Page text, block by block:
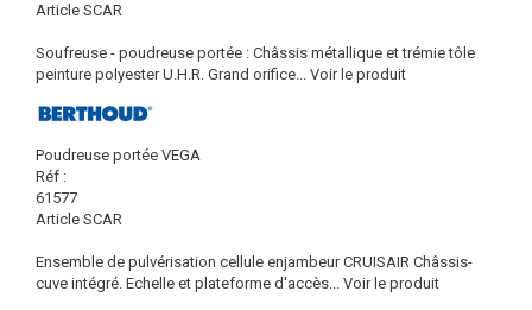
Article SCAR
Soufreuse - poudreuse portée : Châssis métallique et trémie tôle
peinture polyester U.H.R. Grand orifice... Voir le produit
Poudreuse portée VEGA
Réf :
61577
Article SCAR
Ensemble de pulvérisation cellule enjambeur CRUISAIR Châssis-
cuve intégré. Echelle et plateforme d'accès... Voir le produit